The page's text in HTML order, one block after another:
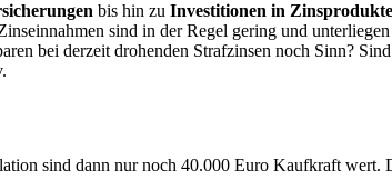
bis hin zu Investitionen in Zinsprodukte
sind in der Regel gering und
bei derzeit drohenden Strafzinsen noch Sinn?
sind dann nur noch 40.000 Euro Kaufkraft wert.